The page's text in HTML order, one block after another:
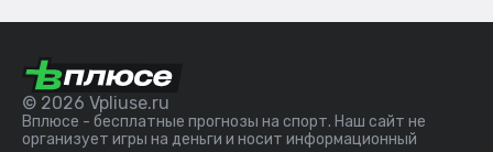
© 2026 Vpliuse.ru
Вплюсе - бесплатные прогнозы на спорт. Наш сайт не
организует игры на деньги и носит информационный